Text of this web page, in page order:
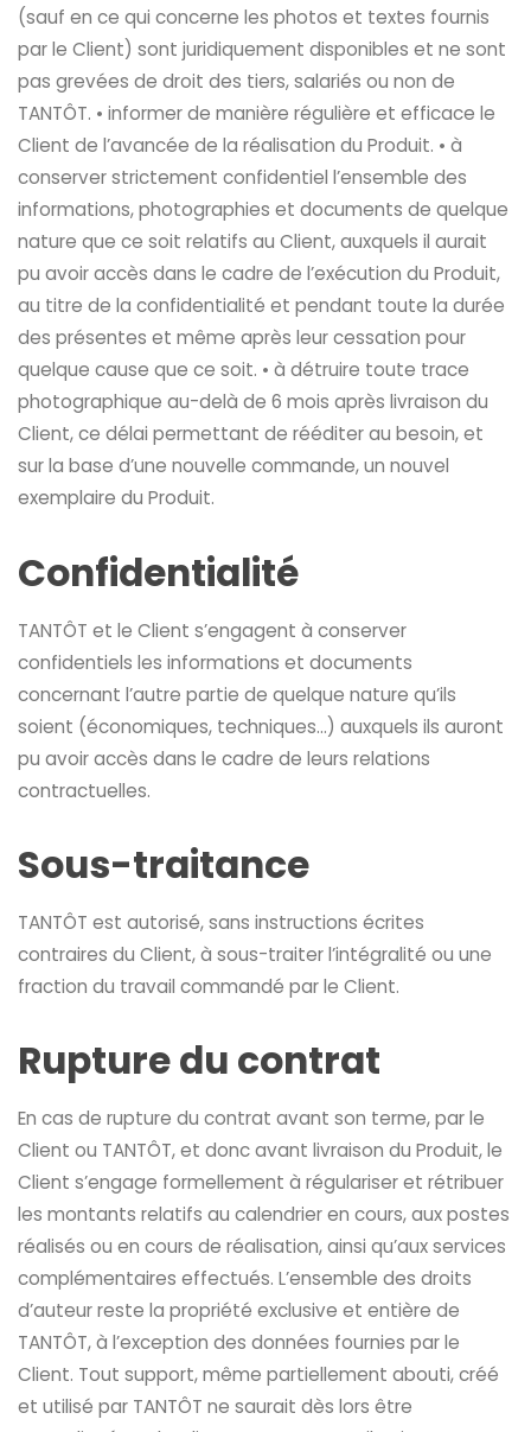
(sauf en ce qui concerne les photos et textes fournis
par le Client) sont juridiquement disponibles et ne sont
pas grevées de droit des tiers, salariés ou non de
TANTÔT. • informer de manière régulière et efficace le
Client de l’avancée de la réalisation du Produit. • à
conserver strictement confidentiel l’ensemble des
informations, photographies et documents de quelque
nature que ce soit relatifs au Client, auxquels il aurait
pu avoir accès dans le cadre de l’exécution du Produit,
au titre de la confidentialité et pendant toute la durée
des présentes et même après leur cessation pour
quelque cause que ce soit. • à détruire toute trace
photographique au-delà de 6 mois après livraison du
Client, ce délai permettant de rééditer au besoin, et
sur la base d’une nouvelle commande, un nouvel
exemplaire du Produit.
Confidentialité
TANTÔT et le Client s’engagent à conserver
confidentiels les informations et documents
concernant l’autre partie de quelque nature qu’ils
soient (économiques, techniques…) auxquels ils auront
pu avoir accès dans le cadre de leurs relations
contractuelles.
Sous-traitance
TANTÔT est autorisé, sans instructions écrites
contraires du Client, à sous-traiter l’intégralité ou une
fraction du travail commandé par le Client.
Rupture du contrat
En cas de rupture du contrat avant son terme, par le
Client ou TANTÔT, et donc avant livraison du Produit, le
Client s’engage formellement à régulariser et rétribuer
les montants relatifs au calendrier en cours, aux postes
réalisés ou en cours de réalisation, ainsi qu’aux services
complémentaires effectués. L’ensemble des droits
d’auteur reste la propriété exclusive et entière de
TANTÔT, à l’exception des données fournies par le
Client. Tout support, même partiellement abouti, créé
et utilisé par TANTÔT ne saurait dès lors être